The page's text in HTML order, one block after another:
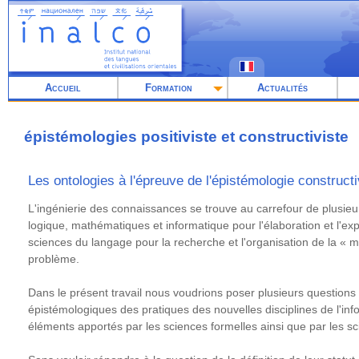
Aller
contenu
Accueil Formation Actualités
épistémologies positiviste et constructiviste
Les ontologies à l'épreuve de l'épistémologie
Résumé
L'ingénierie des connaissances se trouve au carrefour de
logique, mathématiques et informatique pour l'élaboration et
sciences du langage pour la recherche et l'organisation de la «
problème.
Dans le présent travail nous voudrions poser plusieurs
épistémologiques des pratiques des nouvelles disciplines de
éléments apportés par les sciences formelles ainsi que par les